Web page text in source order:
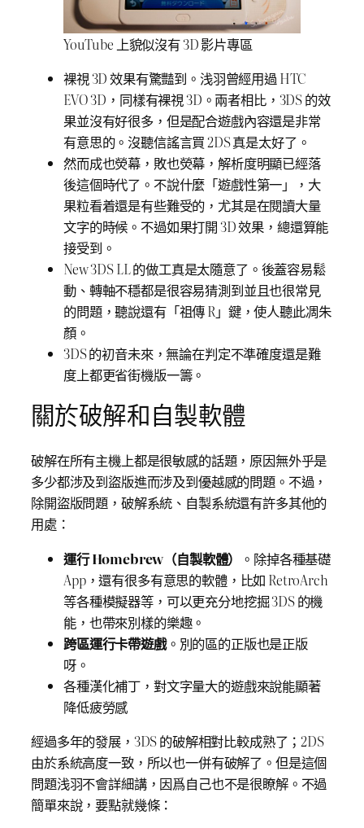
YouTube 上貌似沒有 3D 影片專區
裸視 3D 效果有驚豔到。浅羽曾經用過 HTC
EVO 3D，同樣有裸視 3D。兩者相比，3DS 的效
果並沒有好很多，但是配合遊戲內容還是非常
有意思的。沒聽信謠言買 2DS 真是太好了。
然而成也熒幕，敗也熒幕，解析度明顯已經落
後這個時代了。不說什麼「遊戲性第一」，大
果粒看着還是有些難受的，尤其是在閱讀大量
文字的時候。不過如果打開 3D 效果，總還算能
接受到。
New 3DS LL 的做工真是太隨意了。後蓋容易鬆
動、轉軸不穩都是很容易猜測到並且也很常見
的問題，聽說還有「祖傳 R」鍵，使人聽此凋朱
顏。
3DS 的初音未來，無論在判定不準確度還是難
度上都更省街機版一籌。
關於破解和自製軟體
破解在所有主機上都是很敏感的話題，原因無外乎是
多少都涉及到盜版進而涉及到優越感的問題。不過，
除開盜版問題，破解系統、自製系統還有許多其他的
用處：
運行 Homebrew（自製軟體）
。除掉各種基礎
App，還有很多有意思的軟體，比如 RetroArch
等各種模擬器等，可以更充分地挖掘 3DS 的機
能，也帶來別樣的樂趣。
跨區運行卡帶遊戲。別的區的正版也是正版
呀。
各種漢化補丁，對文字量大的遊戲來說能顯著
降低疲勞感
經過多年的發展，3DS 的破解相對比較成熟了；2DS
由於系統高度一致，所以也一併有破解了。但是這個
問題浅羽不會詳細講，因爲自己也不是很瞭解。不過
簡單來說，要點就幾條：